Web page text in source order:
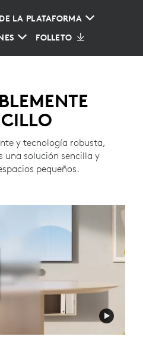
LA PLATAFORMA
FOLLETO
y tecnología robusta,
una solución sencilla y
pequeños.